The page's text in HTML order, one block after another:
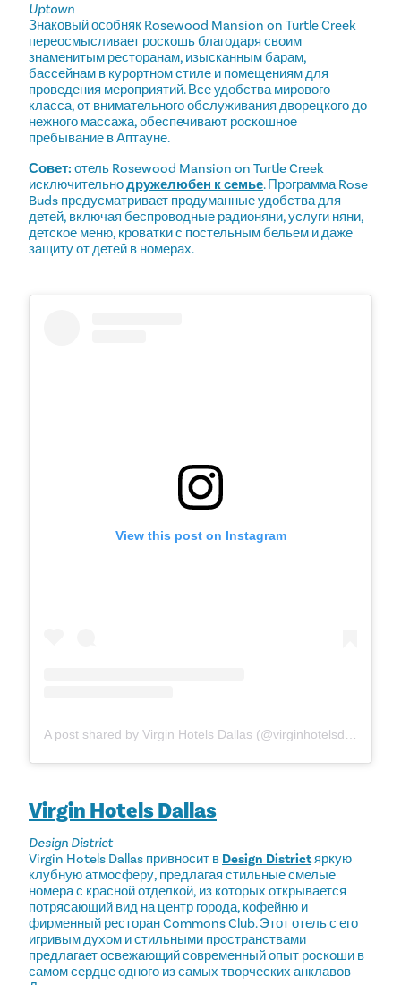
Uptown
Знаковый особняк Rosewood Mansion on Turtle Creek
переосмысливает роскошь благодаря своим
знаменитым ресторанам, изысканным барам,
бассейнам в курортном стиле и помещениям для
проведения мероприятий. Все удобства мирового
класса, от внимательного обслуживания дворецкого до
нежного массажа, обеспечивают роскошное
пребывание в Аптауне.
Совет: отель Rosewood Mansion on Turtle Creek
исключительнодружелюбен к семье. Программа Rose
Buds предусматривает продуманные удобства для
детей, включая беспроводные радионяни, услуги няни,
детское меню, кроватки с постельным бельем и даже
защиту от детей в номерах.
View this post on Instagram
A post shared by Virgin Hotels Dallas (@virginhotelsdal)
Virgin Hotels Dallas
Design District
Virgin Hotels Dallas привносит в Design Districtяркую
клубную атмосферу, предлагая стильные смелые
номера с красной отделкой, из которых открывается
потрясающий вид на центр города, кофейню и
фирменный ресторан Commons Club. Этот отель с его
игривым духом и стильными пространствами
предлагает освежающий современный опыт роскоши в
самом сердце одного из самых творческих анклавов